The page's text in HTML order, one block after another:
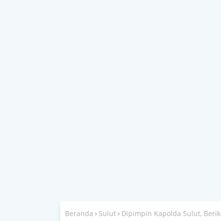
Beranda Sulut
Dipimpin Kapolda Sulut,